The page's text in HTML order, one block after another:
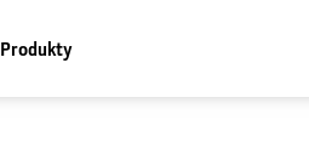
Produkty